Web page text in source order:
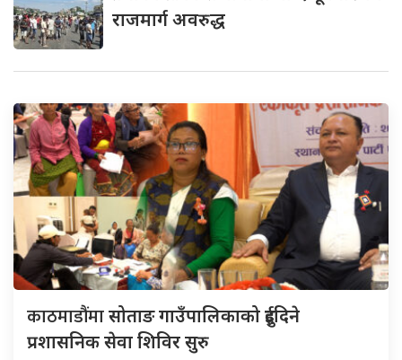
राजमार्ग अवरुद्ध
काठमाडौंमासोताङ गाउँपालिकाको दुईदिने
प्रशासनिक सेवा शिविर सुरु